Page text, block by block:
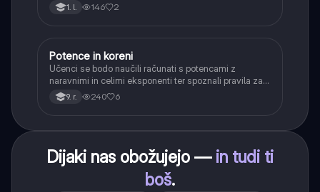
svoje delovanje.
1. l. 146 2
Matematika
Potence in koreni
Učenci se bodo naučili računati s potencami z
naravnimi in celimi eksponenti ter spoznali pravila za
računanje z njimi. Obravnavali bodo kvadratne in
kubične korene ter delno korenjenje in racionalizacijo
9. r. 240 6
Dijaki nas obožujejo — in tudi ti
boš.